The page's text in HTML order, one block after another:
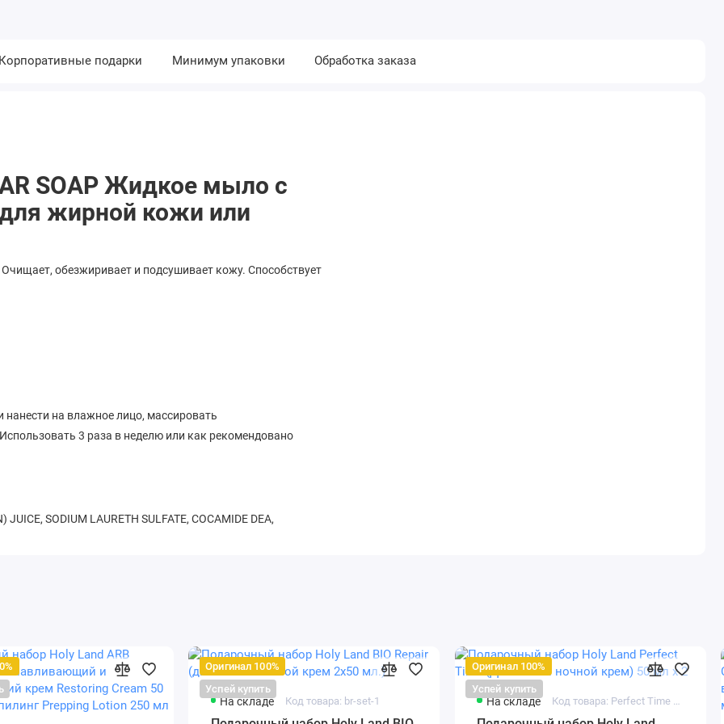
подарки Минимум упаковки Обработка заказа
SOAP Жидкое мыло с
жирной кожи или
обезжиривает и подсушивает кожу. Способствует
на влажное лицо, массировать
3 раза в неделю или как рекомендовано
SODIUM LAURETH SULFATE, COCAMIDE DEA,
Оригинал 100%
Успей купить
На складе Код товара: br-set-1
Оригинал 100%
Успей купить
На складе